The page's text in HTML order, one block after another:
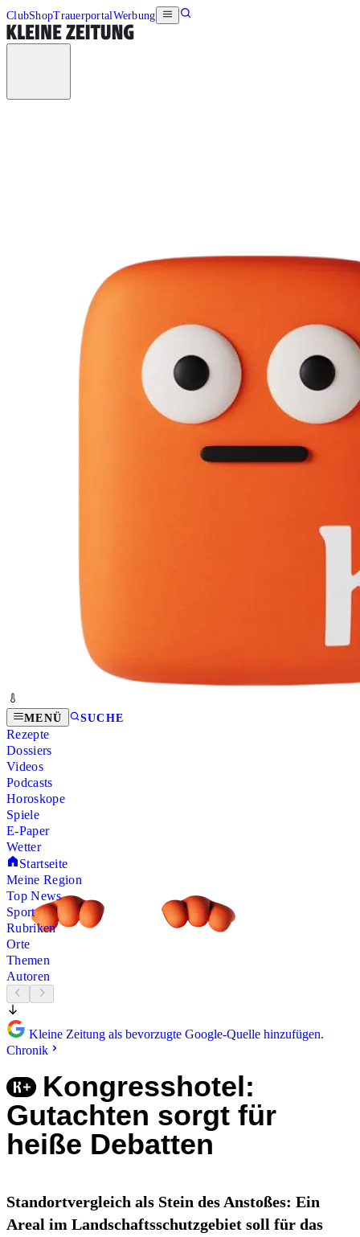
ClubShopTrauerportalWerbung
MENÜ SUCHE
Rezepte
Dossiers
Videos
Podcasts
Horoskope
Spiele
E-Paper
Wetter
Startseite
Meine Region
Top News
Sport
Rubriken
Orte
Themen
Autoren
Kleine Zeitung als bevorzugte Google-Quelle hinzufügen.
Chronik
Kongresshotel:
Gutachten sorgt für
heiße Debatten
Standortvergleich als Stein des Anstoßes: Ein
Areal im Landschaftsschutzgebiet soll für das